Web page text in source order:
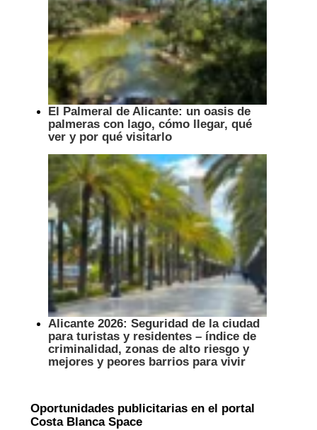
El Palmeral de Alicante: un oasis de
palmeras con lago, cómo llegar, qué
ver y por qué visitarlo
Alicante 2026: Seguridad de la ciudad
para turistas y residentes – índice de
criminalidad, zonas de alto riesgo y
mejores y peores barrios para vivir
Oportunidades publicitarias en el portal
Costa Blanca Space